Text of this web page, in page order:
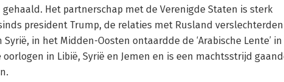
Het partnerschap met de Verenigde Staten is sterk
president Trump, de relaties met Rusland verslechterden
in het Midden-Oosten ontaardde de ‘Arabische Lente’ in
in Libië, Syrië en Jemen en is een machtsstrijd